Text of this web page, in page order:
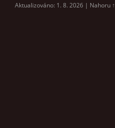
Aktualizováno: 1. 8. 2026 | Nahoru ↑